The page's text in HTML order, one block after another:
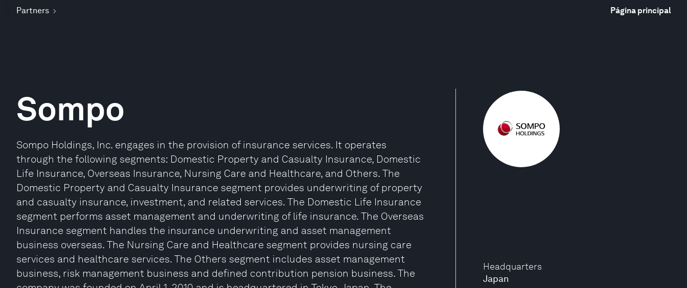
Partners Página principal
Headquarters
Japan
Sompo
Sompo Holdings, Inc. engages in the provision of insurance services. It operates
through the following segments: Domestic Property and Casualty Insurance, Domestic
Life Insurance, Overseas Insurance, Nursing Care and Healthcare, and Others. The
Domestic Property and Casualty Insurance segment provides underwriting of property
and casualty insurance, investment, and related services. The Domestic Life Insurance
segment performs asset management and underwriting of life insurance. The Overseas
Insurance segment handles the insurance underwriting and asset management
business overseas. The Nursing Care and Healthcare segment provides nursing care
services and healthcare services. The Others segment includes asset management
business, risk management business and defined contribution pension business. The